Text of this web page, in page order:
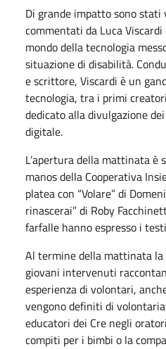
Di grande impatto sono
commentati da Luca
mondo della tecnologia
situazione di disabilità.
e scrittore, Viscardi è un
tecnologia, tra i primi
dedicato alla divulgazione
digitale.
L’apertura della mattinata è
manos della Cooperativa
platea con “Volare” di
rinascerai” di Roby
farfalle hanno espresso i
Al termine della mattinata la
giovani intervenuti
esperienza di volontari,
vengono definiti di
educatori dei Cre negli
compiti per i bimbi o la